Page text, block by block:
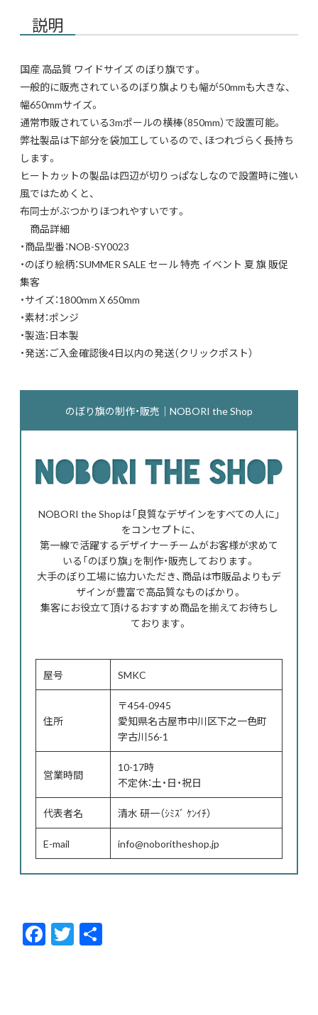
説明
国産 高品質 ワイドサイズ のぼり旗です。
一般的に販売されているのぼり旗よりも幅が50mmも大きな、
幅650mmサイズ。
通常市販されている3mポールの横棒（850mm）で設置可能。
弊社製品は下部分を袋加工しているので、ほつれづらく長持ち
します。
ヒートカットの製品は四辺が切りっぱなしなので設置時に強い
風ではためくと、
布同士がぶつかりほつれやすいです。
商品詳細
・商品型番：NOB-SY0023
・のぼり絵柄：SUMMER SALE セール 特売 イベント 夏 旗 販促
集客
・サイズ：1800mmＸ650mm
・素材：ポンジ
・製造：日本製
・発送：ご入金確認後4日以内の発送（クリックポスト）
のぼり旗の制作・販売｜NOBORI the Shop
NOBORI the Shopは「良質なデザインをすべての人に」
をコンセプトに、
第一線で活躍するデザイナーチームがお客様が求めて
いる「のぼり旗」を制作・販売しております。
大手のぼり工場に協力いただき、商品は市販品よりもデ
ザインが豊富で高品質なものばかり。
集客にお役立て頂けるおすすめ商品を揃えてお待ちし
ております。
屋号 SMKC
住所
〒454-0945
愛知県名古屋市中川区下之一色町
字古川56-1
営業時間
10-17時
不定休：土・日・祝日
代表者名 清水 研一（ｼﾐｽﾞ ｹﾝｲﾁ）
E-mail info@noboritheshop.jp
F
ac
T
w